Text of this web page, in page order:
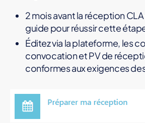
2 mois avant la réception
guide pour réussir cette
Éditez via la plateforme, les
convocation et PV de
conformes aux exigences